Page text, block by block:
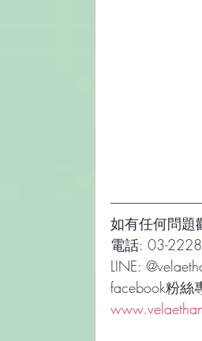
如有任何問題
電話: 03-
LINE:
facebook粉絲